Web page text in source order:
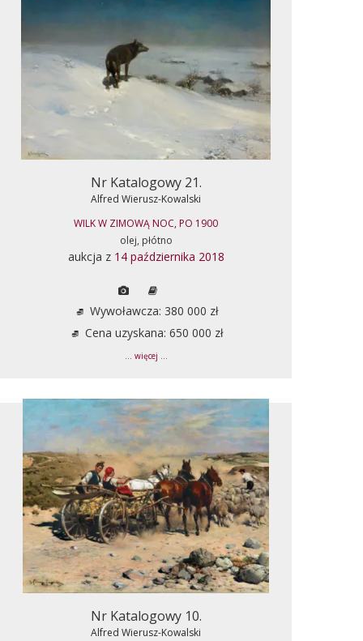
Nr Katalogowy 21.
Alfred Wierusz-Kowalski
WILK W ZIMOWĄ NOC, PO 1900
olej, płótno
aukcja z 14 października 2018
Wywoławcza: 380 000 zł
Cena uzyskana: 650 000 zł
... więcej ...
Nr Katalogowy 10.
Alfred Wierusz-Kowalski